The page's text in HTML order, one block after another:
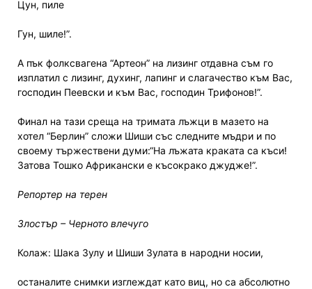
Цун, пиле
Гун, шиле!”.
А пък фолксвагена “Артеон” на лизинг отдавна съм го
изплатил с лизинг, духинг, лапинг и слагачество към Вас,
господин Пеевски и към Вас, господин Трифонов!”.
Финал на тази среща на тримата лъжци в мазето на
хотел “Берлин” сложи Шиши със следните мъдри и по
своему тържествени думи:“На лъжата краката са къси!
Затова Тошко Африкански е късокрако джудже!”.
Репортер на терен
Злостър – Черното влечуго
Колаж: Шака Зулу и Шиши Зулата в народни носии,
останалите снимки изглеждат като виц, но са абсолютно